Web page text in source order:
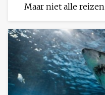
Maar niet alle